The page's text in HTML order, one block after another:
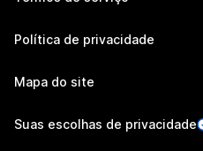
Política de privacidade
Mapa do site
Suas escolhas de privacidade